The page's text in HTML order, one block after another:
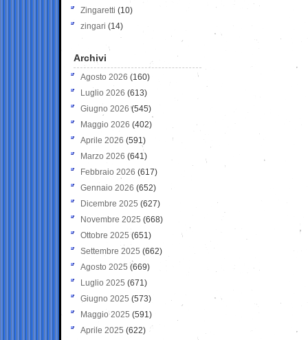
Zingaretti (10)
zingari (14)
Archivi
Agosto 2026 (160)
Luglio 2026 (613)
Giugno 2026 (545)
Maggio 2026 (402)
Aprile 2026 (591)
Marzo 2026 (641)
Febbraio 2026 (617)
Gennaio 2026 (652)
Dicembre 2025 (627)
Novembre 2025 (668)
Ottobre 2025 (651)
Settembre 2025 (662)
Agosto 2025 (669)
Luglio 2025 (671)
Giugno 2025 (573)
Maggio 2025 (591)
Aprile 2025 (622)